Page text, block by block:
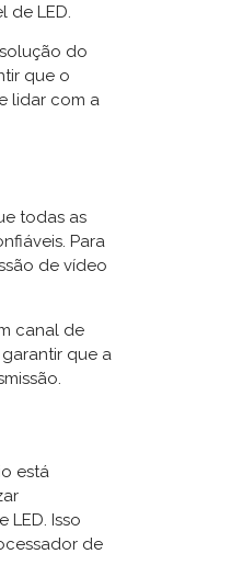
LED.
do
que o
lidar com a
todas as
Para
de vídeo
canal de
que a
está
Isso
de